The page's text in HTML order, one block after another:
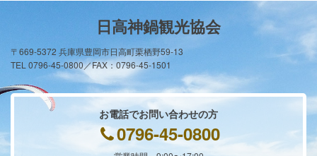
日高神鍋観光協会
〒669-5372 兵庫県豊岡市日高町栗栖野59-13
TEL 0796-45-0800／FAX：0796-45-1501
お電話でお問い合わせの方
0796-45-0800